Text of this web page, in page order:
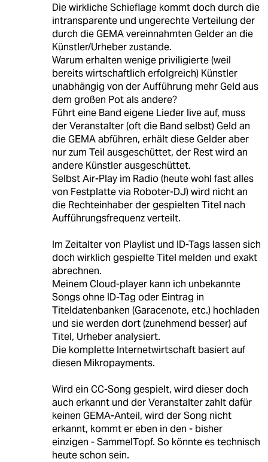
Die wirkliche Schieflage kommt doch durch die
intransparente und ungerechte Verteilung der
durch die GEMA vereinnahmten Gelder an die
Künstler/Urheber zustande.
Warum erhalten wenige priviligierte (weil
bereits wirtschaftlich erfolgreich) Künstler
unabhängig von der Aufführung mehr Geld aus
dem großen Pot als andere?
Führt eine Band eigene Lieder live auf, muss
der Veranstalter (oft die Band selbst) Geld an
die GEMA abführen, erhält diese Gelder aber
nur zum Teil ausgeschüttet, der Rest wird an
andere Künstler ausgeschüttet.
Selbst Air-Play im Radio (heute wohl fast alles
von Festplatte via Roboter-DJ) wird nicht an
die Rechteinhaber der gespielten Titel nach
Aufführungsfrequenz verteilt.
Im Zeitalter von Playlist und ID-Tags lassen sich
doch wirklich gespielte Titel melden und exakt
abrechnen.
Meinem Cloud-player kann ich unbekannte
Songs ohne ID-Tag oder Eintrag in
Titeldatenbanken (Garacenote, etc.) hochladen
und sie werden dort (zunehmend besser) auf
Titel, Urheber analysiert.
Die komplette Internetwirtschaft basiert auf
diesen Mikropayments.
Wird ein CC-Song gespielt, wird dieser doch
auch erkannt und der Veranstalter zahlt dafür
keinen GEMA-Anteil, wird der Song nicht
erkannt, kommt er eben in den - bisher
einzigen - SammelTopf. So könnte es technisch
heute schon sein.